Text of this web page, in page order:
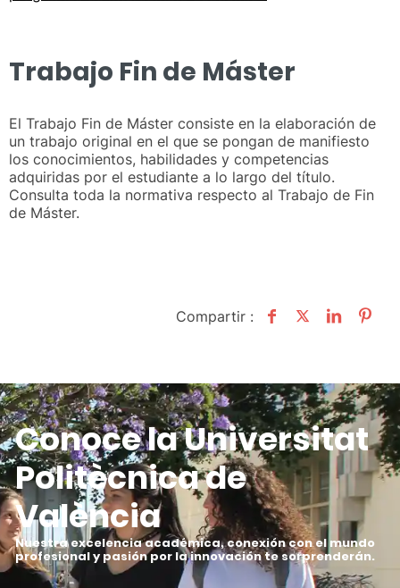
Trabajo Fin de Máster
El Trabajo Fin de Máster consiste en la elaboración de
un trabajo original en el que se pongan de manifiesto
los conocimientos, habilidades y competencias
adquiridas por el estudiante a lo largo del título.
Consulta toda la normativa respecto al Trabajo de Fin
de Máster.
Compartir :
Conoce la Universitat
Politècnica de
València
Nuestra excelencia académica, conexión con el mundo
profesional y pasión por la innovación te sorprenderán.